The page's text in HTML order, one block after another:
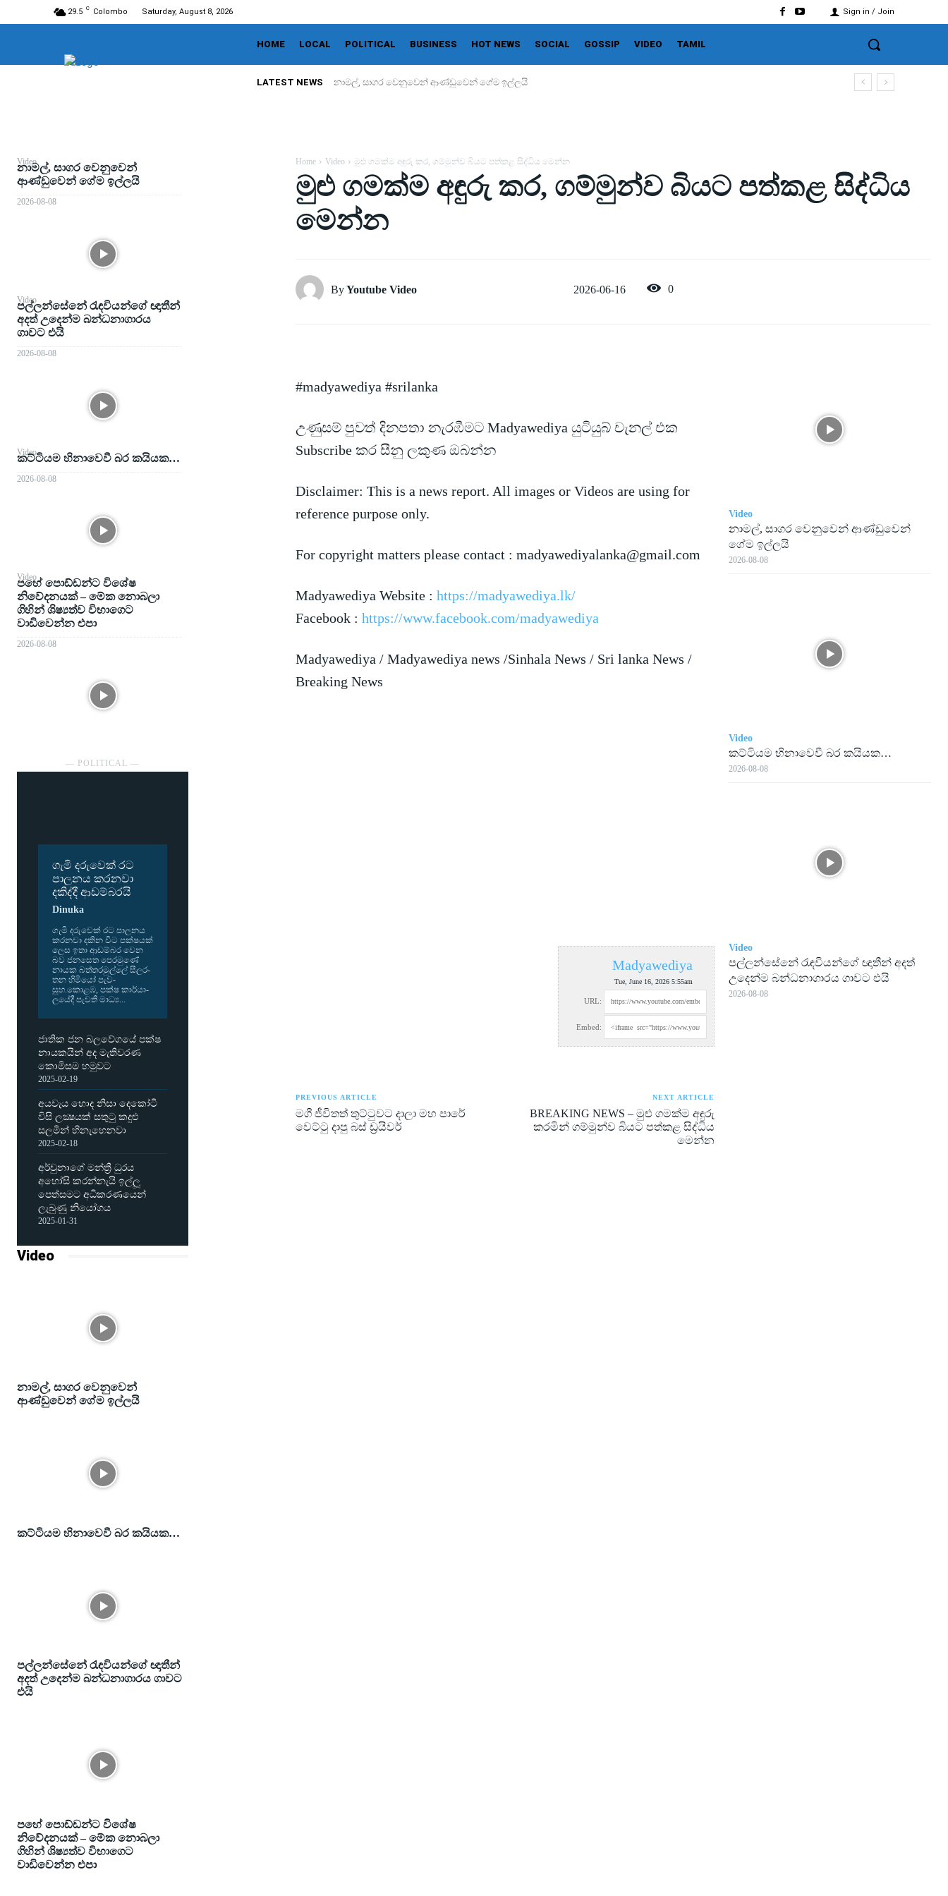
29.5 C Colombo Saturday, August 8, 2026 Sign in / Join
HOME LOCAL POLITICAL BUSINESS HOT NEWS SOCIAL GOSSIP VIDEO TAMIL
LATEST NEWS නාමල්, සාගර වෙනුවෙන් ආණ්ඩුවෙන් ගේම ඉල්ලයි
Video
නාමල්, සාගර වෙනුවෙන්
ආණ්ඩුවෙන් ගේම ඉල්ලයි
2026-08-08
Video
පල්ලන්සේනේ රැඳවියන්ගේ ඥාතීන්
අදත් උදෙන්ම බන්ධනාගාරය
ගාවට එයි
2026-08-08
Video
කට්ටියම හිනාවෙවී බර කයියක…
2026-08-08
Video
පහේ පොඩ්ඩන්ට විශේෂ
නිවේදනයක් – මේක නොබලා
ගිහින් ශිෂ්‍යත්ව විභාගෙට
වාඩිවෙන්න එපා
2026-08-08
― POLITICAL ―
ගැමි දරුවෙක් රට
පාලනය කරනවා
දකිද්දී ආඩම්බරයි
Dinuka
ගැමි දරු­වෙක් රට පාල­නය
කර­නවා දකින විට පක්ෂ­යක්
ලෙස ඉතා ආඩ­ම්බර වෙන
බව ජන­සෙත පෙර­මුණේ
නායක බත්ත­ර­මුල්ලේ සීල­ර­
තන හිමියෝ පැව­
සූහ.කොළඹ, පක්ෂ කාර්යා­
ල­යේදී පැවති මාධ්‍ය...
ජාතික ජන බලවේගයේ පක්ෂ
නායකයින් අද මැතිවරණ
කොමිසම හමුවට
2025-02-19
අයවැය හොද නිසා දෙකෝටි
විසි ලක්‍ෂයක් සතුටු කදුළු
සලමින් හිනැහෙනවා
2025-02-18
අර්චුනාගේ මන්ත්‍රී ධුරය
අහෝසි කරන්නැයි ඉල්ලූ
පෙත්සමට අධිකරණයෙන්
ලැබුණු නියෝගය
2025-01-31
Video
නාමල්, සාගර වෙනුවෙන්
ආණ්ඩුවෙන් ගේම ඉල්ලයි
කට්ටියම හිනාවෙවී බර කයියක…
පල්ලන්සේනේ රැඳවියන්ගේ ඥාතීන්
අදත් උදෙන්ම බන්ධනාගාරය ගාවට
එයි
පහේ පොඩ්ඩන්ට විශේෂ
නිවේදනයක් – මේක නොබලා
ගිහින් ශිෂ්‍යත්ව විභාගෙට
වාඩිවෙන්න එපා
Home Video මුළු ගමක්ම අඳුරු කර, ගම්මුන්ව බියට පත්කළ සිද්ධිය මෙන්න
මුළු ගමක්ම අඳුරු කර, ගම්මුන්ව බියට පත්කළ සිද්ධිය
මෙන්න
ByYoutube Video 2026-06-16 0
#madyawediya #srilanka
උණුසම් පුවත් දිනපතා නැරඹීමට Madyawediya යුටියුබ් චැනල් එක
Subscribe කර සීනු ලකුණ ඔබන්න
Disclaimer: This is a news report. All images or Videos are using for
reference purpose only.
For copyright matters please contact : madyawediyalanka@gmail.com
Madyawediya Website : https://madyawediya.lk/
Facebook : https://www.facebook.com/madyawediya
Madyawediya / Madyawediya news /Sinhala News / Sri lanka News /
Breaking News
Madyawediya
Tue, June 16, 2026 5:55am
URL:
Embed:
PREVIOUS ARTICLE
මගී ජීවිතත් තුට්ටුවට දාලා මහ පාරේ
වෙට්ටු දාපු බස් ඩ්‍රයිවර්
NEXT ARTICLE
BREAKING NEWS – මුළු ගමක්ම අඳුරු
කරමින් ගම්මුන්ව බියට පත්කළ සිද්ධිය
මෙන්න
Video
නාමල්, සාගර වෙනුවෙන් ආණ්ඩුවෙන්
ගේම ඉල්ලයි
2026-08-08
Video
කට්ටියම හිනාවෙවී බර කයියක…
2026-08-08
Video
පල්ලන්සේනේ රැඳවියන්ගේ ඥාතීන් අදත්
උදෙන්ම බන්ධනාගාරය ගාවට එයි
2026-08-08